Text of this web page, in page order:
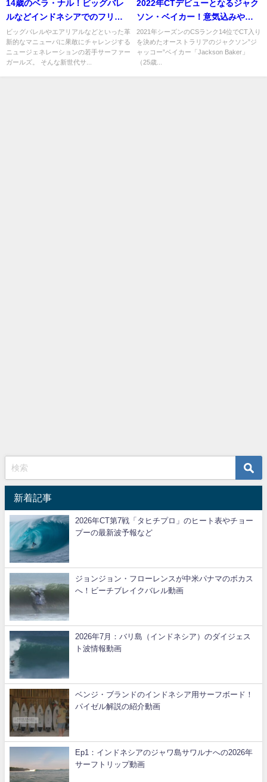
14歳のベラ・ナル！ビッグバレ
ルなどインドネシアでのフリー
サーフ動画
ビッグバレルやエアリアルなどといった革
新的なマニューバに果敢にチャレンジする
ニュージェネレーションの若手サーファー
ガールズ。 そんな新世代サ...
2022年CTデビューとなるジャク
ソン・ベイカー！意気込みや思
いを語る
2021年シーズンのCSランク14位でCT入り
を決めたオーストラリアのジャクソン”ジ
ャッコー”ベイカー「Jackson Baker」
（25歳...
新着記事
2026年CT第7戦「タヒチプロ」のヒート表やチョー
プーの最新波予報など
ジョンジョン・フローレンスが中米パナマのボカス
へ！ビーチブレイクバレル動画
2026年7月：バリ島（インドネシア）のダイジェス
ト波情報動画
ベンジ・ブランドのインドネシア用サーフボード！
パイゼル解説の紹介動画
Ep1：インドネシアのジャワ島サワルナへの2026年
サーフトリップ動画